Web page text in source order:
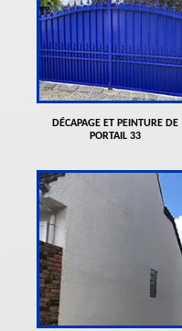
DÉCAPAGE ET PEINTURE DE
PORTAIL 33